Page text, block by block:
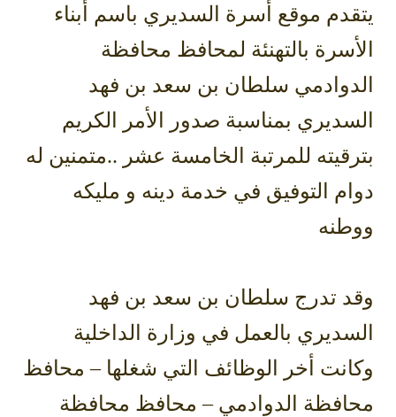
يتقدم موقع أسرة السديري باسم أبناء
الأسرة بالتهنئة لمحافظ محافظة
الدوادمي سلطان بن سعد بن فهد
السديري بمناسبة صدور الأمر الكريم
بترقيته للمرتبة الخامسة عشر ..متمنين له
دوام التوفيق في خدمة دينه و مليكه
ووطنه
وقد تدرج سلطان بن سعد بن فهد
السديري بالعمل في وزارة الداخلية
وكانت أخر الوظائف التي شغلها – محافظ
محافظة الدوادمي – محافظ محافظة